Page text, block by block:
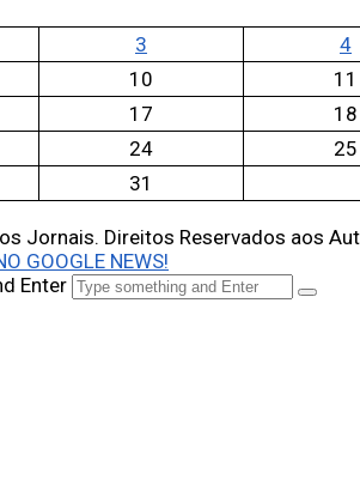
3
4
10
11
17
18
24
25
31
Jornais. Direitos Reservados aos
GOOGLE NEWS!
Enter